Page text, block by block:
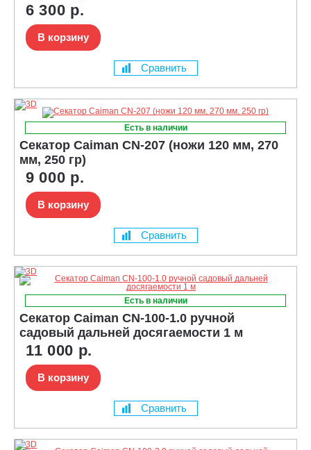
6 300 р.
В корзину
Сравнить
Есть в наличии
Секатор Caiman CN-207 (ножи 120 мм, 270
мм, 250 гр)
9 000 р.
В корзину
Сравнить
Есть в наличии
Секатор Caiman CN-100-1.0 ручной
садовый дальней досягаемости 1 м
11 000 р.
В корзину
Сравнить